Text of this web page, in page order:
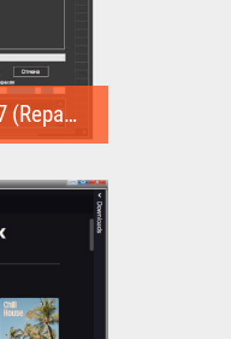
Internet Download Manager 6.43.7 (Repack)